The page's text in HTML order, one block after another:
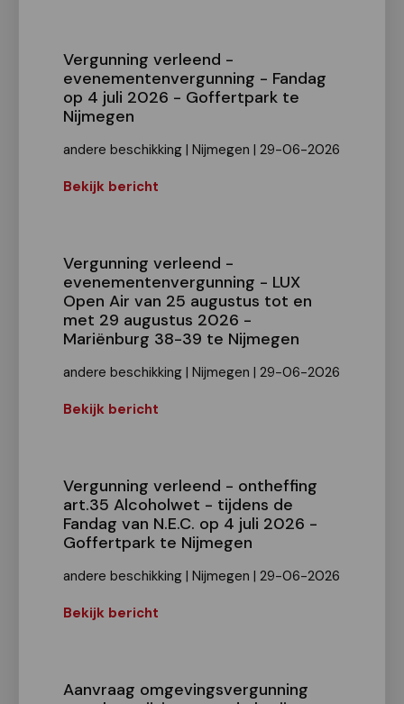
Vergunning verleend -
evenementenvergunning - Fandag
op 4 juli 2026 - Goffertpark te
Nijmegen
andere beschikking | Nijmegen | 29-06-2026
Bekijk bericht
Vergunning verleend -
evenementenvergunning - LUX
Open Air van 25 augustus tot en
met 29 augustus 2026 -
Mariënburg 38-39 te Nijmegen
andere beschikking | Nijmegen | 29-06-2026
Bekijk bericht
Vergunning verleend - ontheffing
art.35 Alcoholwet - tijdens de
Fandag van N.E.C. op 4 juli 2026 -
Goffertpark te Nijmegen
andere beschikking | Nijmegen | 29-06-2026
Bekijk bericht
Aanvraag omgevingsvergunning